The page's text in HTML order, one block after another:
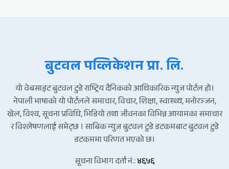
बुटवल पव्लिकेशन प्रा. लि.
यो वेबसाइट बुटवल टुडे राष्ट्रिय दैनिकको आधिकारिक न्युज पोर्टल हो।
नेपाली भाषाको यो पोर्टलले समाचार, विचार, शिक्षा, स्वास्थ्य, मनोरञ्जन,
खेल, विश्व, सूचना प्रविधि, भिडियो तथा जीवनका विभिन्न आयामका समाचार
र विश्लेषणलाई समेट्छ । साबिक न्युज बुटवल टुडे डटकमबाट बुटवल टुडे
डटकममा परिणत भएको छ।
सूचना विभाग दर्ता नं.:४६५६